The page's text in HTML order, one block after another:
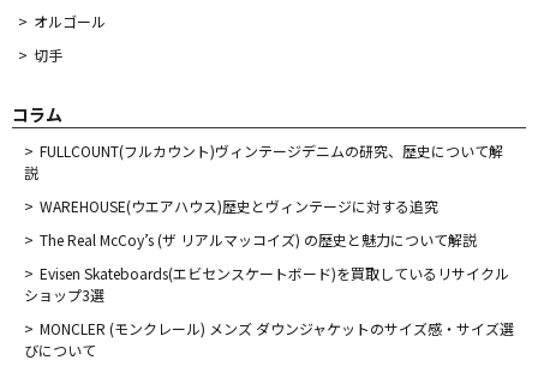
オルゴール
切手
コラム
FULLCOUNT(フルカウント)ヴィンテージデニムの研究、歴史について解
説
WAREHOUSE(ウエアハウス)歴史とヴィンテージに対する追究
The Real McCoy’s (ザ リアルマッコイズ) の歴史と魅力について解説
Evisen Skateboards(エビセンスケートボード)を買取しているリサイクル
ショップ3選
MONCLER (モンクレール) メンズ ダウンジャケットのサイズ感・サイズ選
びについて